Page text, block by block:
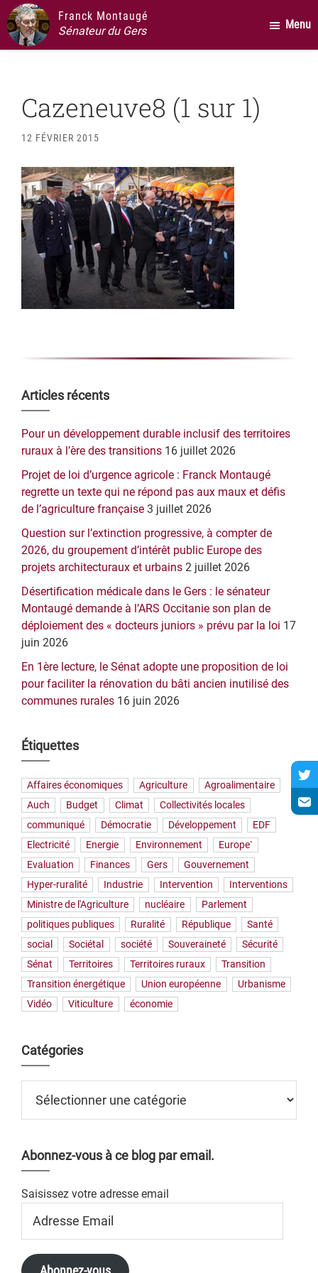
Passer
au
contenu
Passer
la
principale
Passer
au
pied
Franck Montaugé
Sénateur du Gers
Menu
Cazeneuve8 (1 sur 1)
12 FÉVRIER 2015
Barre
latérale
principale
Articles récents
Pour un développement durable inclusif des territoires
ruraux à l’ère des transitions 16 juillet 2026
Projet de loi d’urgence agricole : Franck Montaugé
regrette un texte qui ne répond pas aux maux et défis
de l’agriculture française 3 juillet 2026
Question sur l’extinction progressive, à compter de
2026, du groupement d’intérêt public Europe des
projets architecturaux et urbains 2 juillet 2026
Désertification médicale dans le Gers : le sénateur
Montaugé demande à l’ARS Occitanie son plan de
déploiement des « docteurs juniors » prévu par la loi 17
juin 2026
En 1ère lecture, le Sénat adopte une proposition de loi
pour faciliter la rénovation du bâti ancien inutilisé des
communes rurales 16 juin 2026
Étiquettes
Affaires économiques Agriculture
Agroalimentaire
Auch
Budget Climat
Collectivités locales
communiqué
Démocratie Développement
EDF
Electricité
Energie Environnement
Europe`
Evaluation
Finances Gers
Gouvernement
Hyper-ruralité
Industrie Intervention
Interventions
Ministre de l'Agriculture
nucléaire
Parlement
politiques publiques
Ruralité République
Santé
social
Sociétal société Souveraineté
Sécurité
Sénat
Territoires Territoires ruraux
Transition
Transition énergétique
Union européenne
Urbanisme
Vidéo
Viticulture économie
Catégories
Abonnez-vous à ce blog par email.
Saisissez votre adresse email
Email